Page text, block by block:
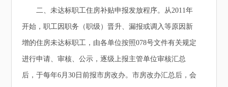
二、未达标职工住房补贴申报发放程序。从2011年
开始，职工因职务（职级）晋升、漏报或调入等原因新
增的住房未达标职工，由各单位按照078号文件有关规定
进行申请、审核、公示，逐级上报主管单位审核汇总
后，于每年6月30日前报市房改办。市房改办汇总后，会